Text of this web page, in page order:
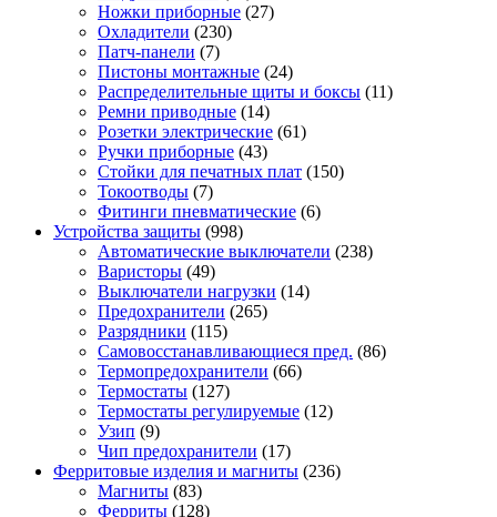
Ножки приборные (27)
Охладители (230)
Патч-панели (7)
Пистоны монтажные (24)
Распределительные щиты и боксы (11)
Ремни приводные (14)
Розетки электрические (61)
Ручки приборные (43)
Стойки для печатных плат (150)
Токоотводы (7)
Фитинги пневматические (6)
Устройства защиты (998)
Автоматические выключатели (238)
Варисторы (49)
Выключатели нагрузки (14)
Предохранители (265)
Разрядники (115)
Самовосстанавливающиеся пред. (86)
Термопредохранители (66)
Термостаты (127)
Термостаты регулируемые (12)
Узип (9)
Чип предохранители (17)
Ферритовые изделия и магниты (236)
Магниты (83)
Ферриты (128)